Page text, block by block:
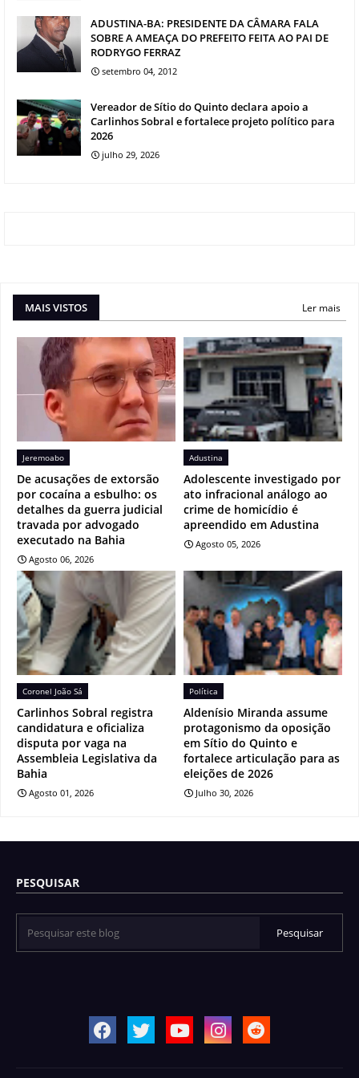
ADUSTINA-BA: PRESIDENTE DA CÂMARA FALA
SOBRE A AMEAÇA DO PREFEITO FEITA AO PAI DE
RODRYGO FERRAZ
setembro 04, 2012
Vereador de Sítio do Quinto declara apoio a
Carlinhos Sobral e fortalece projeto político para
2026
julho 29, 2026
MAIS VISTOS Ler mais
Jeremoabo
De acusações de extorsão
por cocaína a esbulho: os
detalhes da guerra judicial
travada por advogado
executado na Bahia
Agosto 06, 2026
Adustina
Adolescente investigado por
ato infracional análogo ao
crime de homicídio é
apreendido em Adustina
Agosto 05, 2026
Coronel João Sá
Carlinhos Sobral registra
candidatura e oficializa
disputa por vaga na
Assembleia Legislativa da
Bahia
Agosto 01, 2026
Política
Aldenísio Miranda assume
protagonismo da oposição
em Sítio do Quinto e
fortalece articulação para as
eleições de 2026
Julho 30, 2026
PESQUISAR